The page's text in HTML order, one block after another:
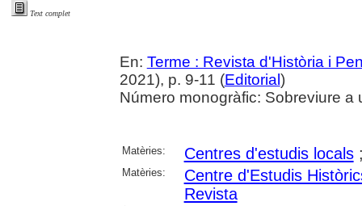
Text complet
En: Terme : Revista d'Història i
2021), p. 9-11 (Editorial )
Número monogràfic: Sobreviure a
Matèries: Centres d'estudis locals
Matèries:
Centre d'Estudis
Revista